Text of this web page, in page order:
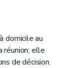
domicile au
réunion; elle
de décision.